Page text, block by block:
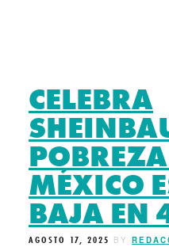
CELEBRA
MÉXICO
BAJA EN
AGOSTO 17, 2025 BY